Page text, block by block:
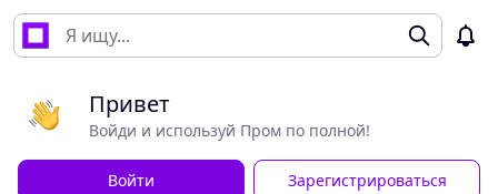
Привет
Войди и используй Пром по полной!
Войти Зарегистрироваться